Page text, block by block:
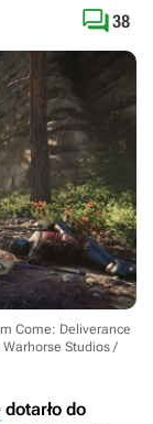
38
Come: Deliverance
Warhorse Studios /
dotarło do